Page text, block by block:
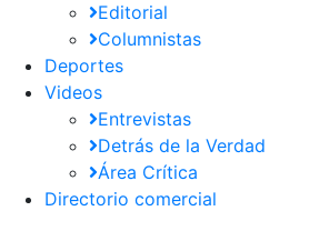
Editorial
Columnistas
Deportes
Videos
Entrevistas
Detrás de la Verdad
Área Crítica
Directorio comercial